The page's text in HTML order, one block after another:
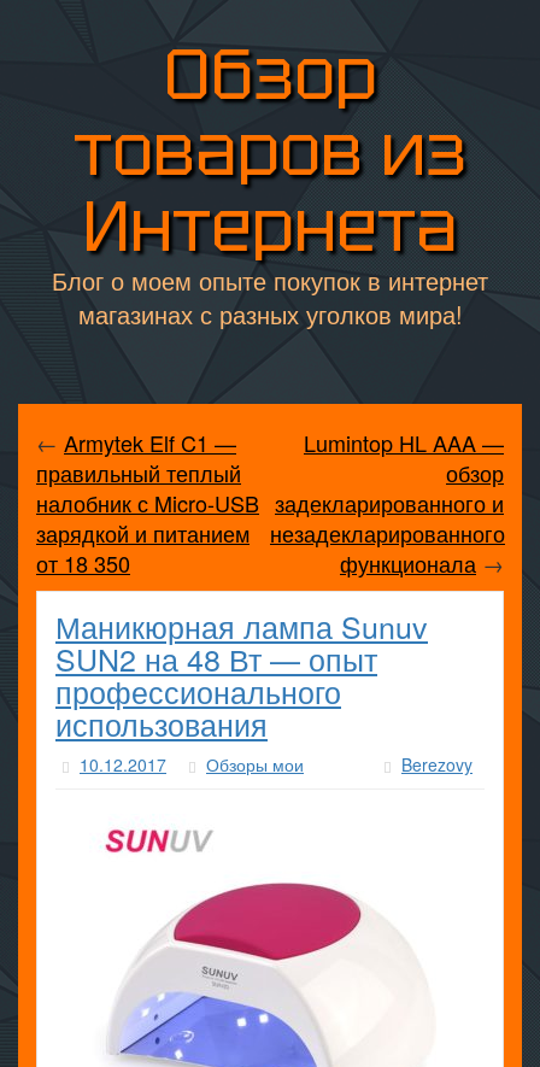
Обзор
товаров из
Интернета
Блог о моем опыте покупок в интернет
магазинах с разных уголков мира!
← Armytek Elf C1 —
правильный теплый
налобник с Micro-USB
зарядкой и питанием
от 18 350
Lumintop HL AAA —
обзор
задекларированного и
незадекларированного
функционала →
Маникюрная лампа Sunuv
SUN2 на 48 Вт — опыт
профессионального
использования
10.12.2017 Обзоры мои Berezovy